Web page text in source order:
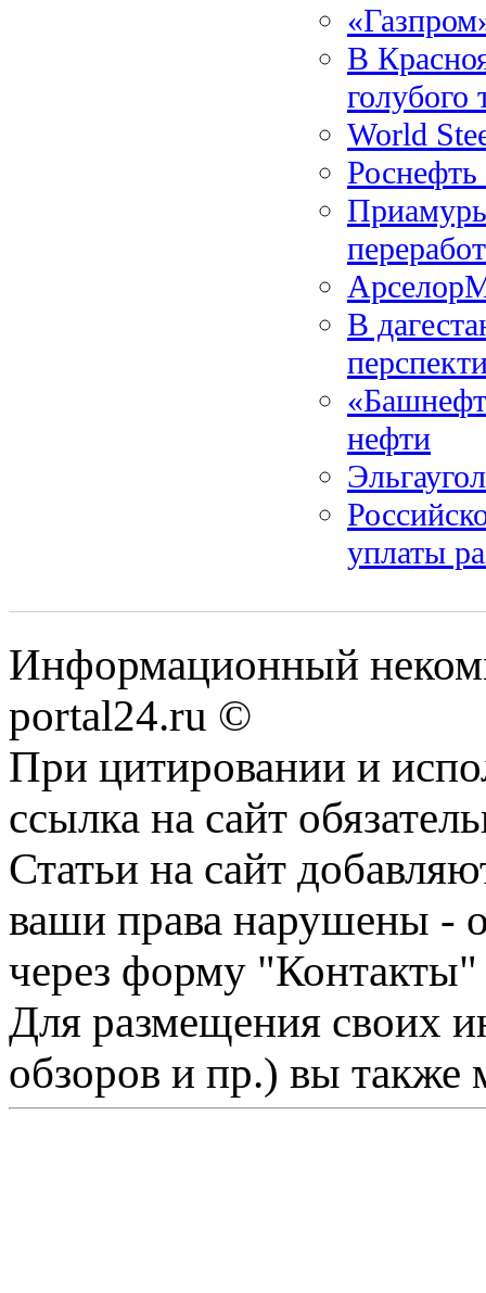
В
голубого
World
В
нефти
уплаты
Информационный
portal24.ru ©
При цитировании и
ссылка на сайт
Статьи на сайт
ваши права нарушены -
через форму "Контакты"
Для размещения своих
обзоров и пр.) вы также